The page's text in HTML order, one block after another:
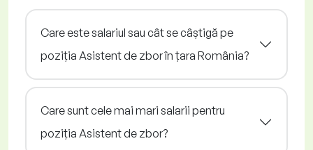
Care este salariul sau cât se câștigă pe
poziția Asistent de zbor în țara România?
Care sunt cele mai mari salarii pentru
poziția Asistent de zbor?